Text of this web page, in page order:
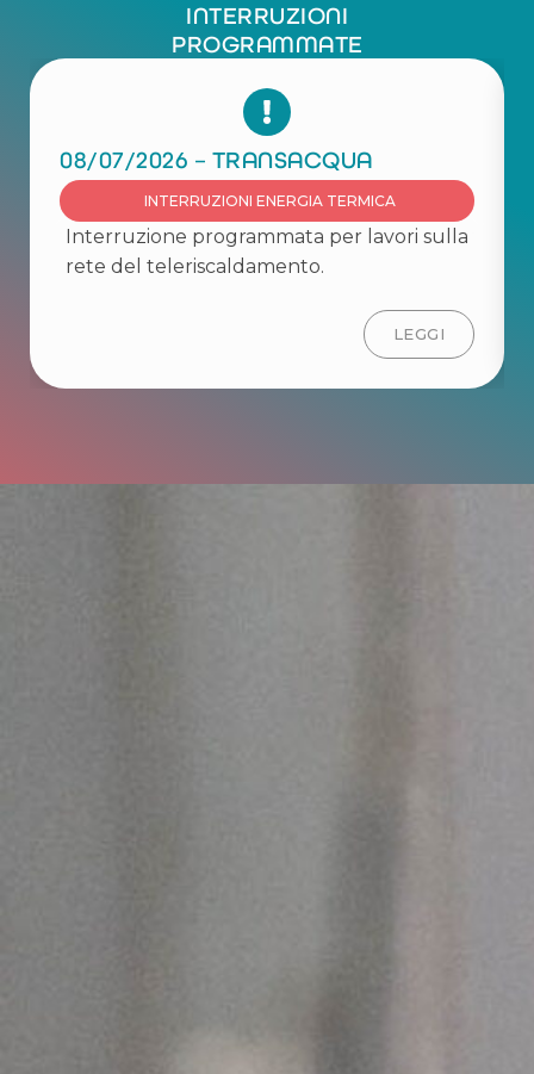
INTERRUZIONI
PROGRAMMATE
08/07/2026 – TRANSACQUA
INTERRUZIONI ENERGIA TERMICA
Interruzione programmata per lavori sulla
rete del teleriscaldamento.
LEGGI